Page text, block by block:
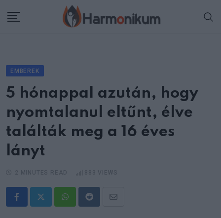
EMBEREK
5 hónappal azután, hogy
nyomtalanul eltűnt, élve
találták meg a 16 éves
lányt
WhatsappRedditShare